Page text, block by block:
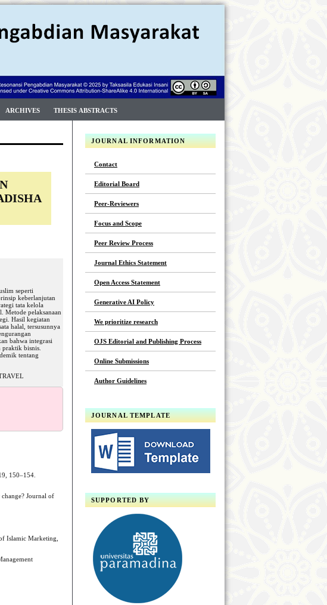
JOURNAL INFORMATION
Contact
Editorial Board
Peer-Reviewers
Focus and Scope
Peer Review Process
Journal Ethics Statement
Open Access Statement
Generative AI Policy
We prioritize research
OJS Editorial and Publishing Process
Online Submissions
Author Guidelines
JOURNAL TEMPLATE
SUPPORTED BY
ARCHIVES THESIS ABSTRACTS
seperti
keberlanjutan
tata kelola
Metode pelaksanaan
Hasil kegiatan
halal, tersusunnya
bahwa integrasi
praktik bisnis.
tentang
150–154.
Journal of
Islamic Marketing,